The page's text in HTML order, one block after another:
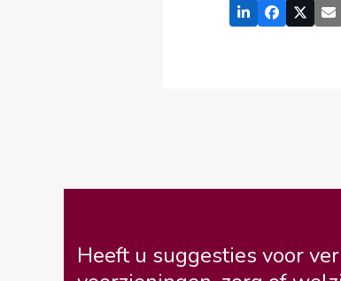
Heeft u suggesties voor